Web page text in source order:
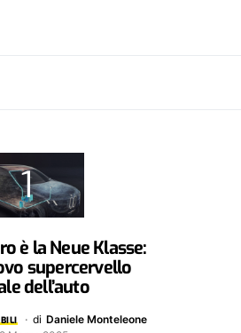
è la Neue Klasse:
supercervello
dell’auto
di Daniele Monteleone